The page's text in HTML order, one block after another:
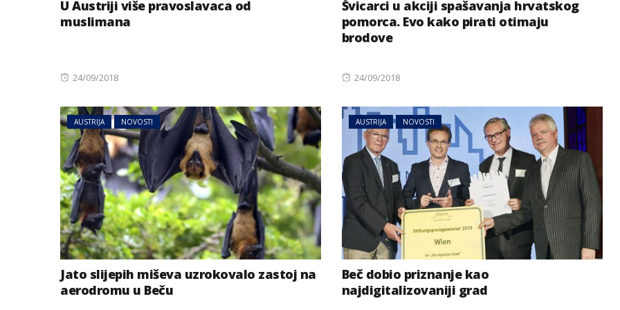
U Austriji više pravoslavaca od
muslimana
Posted
24/09/2018
Švicarci u akciji spašavanja hrvatskog
pomorca. Evo kako pirati otimaju
brodove
Posted
24/09/2018
AUSTRIJA NOVOSTI
Jato slijepih miševa uzrokovalo zastoj na
aerodromu u Beču
AUSTRIJA NOVOSTI
Beč dobio priznanje kao
najdigitalizovaniji grad
AUSTRIJA NOVOSTI
Zemljotres u Austriji: Tresli
se kreveti i padali predmeti
u Tirolu
NOVOSTI REGIJA
Haos na A3 u Njemačkoj:
Zatvaraju se trake i izlazi
ka Balkanu